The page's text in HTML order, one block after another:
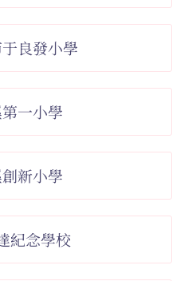
良發小學
一小學
新小學
紀念學校